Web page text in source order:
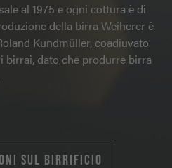
al 1975 e ogni cottura è di
della birra Weiherer è
Kundmüller, coadiuvato
birrai, dato che produrre birra
SUL BIRRIFICIO